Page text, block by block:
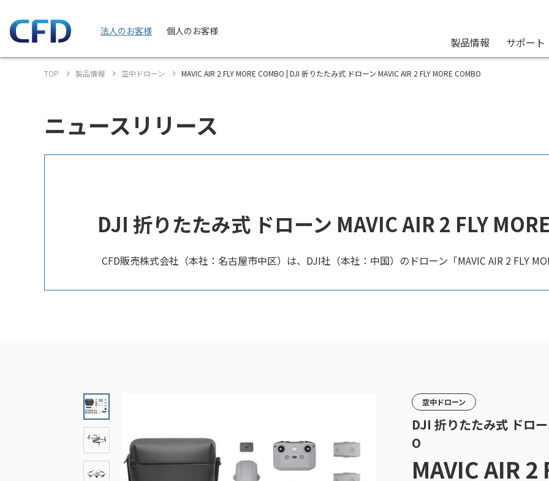
法人のお客様 個人のお客様
製品情報 サポート
TOP 製品情報 空中ドローン MAVIC AIR 2 FLY MORE COMBO | DJI 折りたたみ式 ドローン MAVIC AIR 2 FLY MORE COMBO
ニュースリリース
DJI 折りたたみ式 ドローン MAVIC AIR 2 FLY
CFD販売株式会社（本社：名古屋市中区）は、DJI社（本社：中国）のドローン「MAVIC AIR 2 FLY
空中ドローン
DJI 折りたたみ式 ドロ
O
MAVIC AIR 2